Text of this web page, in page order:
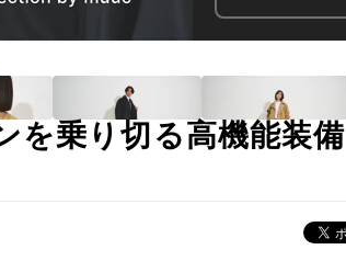
を乗り切る高機能装備